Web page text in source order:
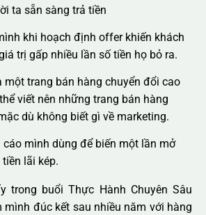
ta sẵn sàng trả tiền
khi hoạch định offer khiến khách
trị gấp nhiều lần số tiền họ bỏ ra.
một trang bán hàng chuyển đổi cao
viết nên những trang bán hàng
dù không biết gì về marketing.
cáo mình dùng để biến một lần mở
lãi kép.
trong buổi Thực Hành Chuyên Sâu
mình đúc kết sau nhiều năm với hàng